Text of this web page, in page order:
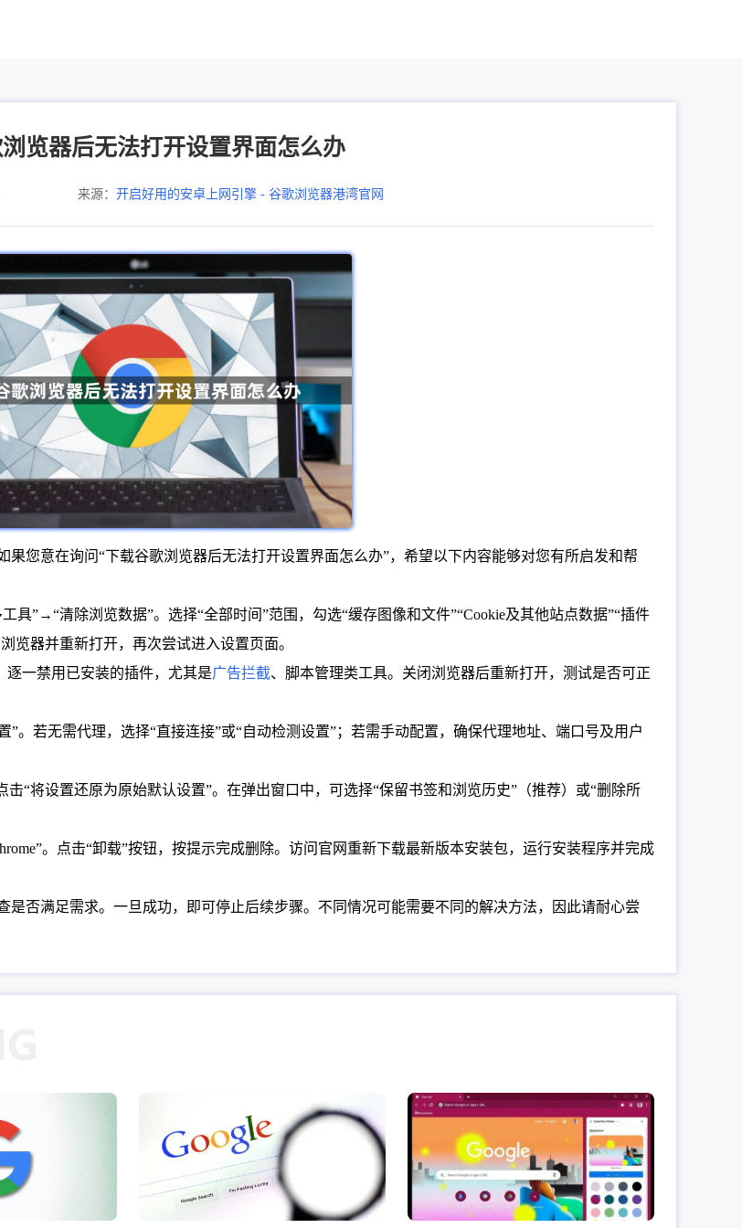
浏览器后无法打开设置界面怎么办
来源： 开启好用的安卓上网引擎 - 谷歌浏览器港湾官网
您意在询问“下载谷歌浏览器后无法打开设置界面怎么办”，希望以下内容能够对您有所启发和帮
”→“清除浏览数据”。选择“全部时间”范围，勾选“缓存图像和文件”“Cookie及其他站点数据”“插件
览器并重新打开，再次尝试进入设置页面。
一禁用已安装的插件，尤其是广告拦截、脚本管理类工具。关闭浏览器后重新打开，测试是否可正
若无需代理，选择“直接连接”或“自动检测设置”；若需手动配置，确保代理地址、端口号及用户
“将设置还原为原始默认设置”。在弹出窗口中，可选择“保留书签和浏览历史”（推荐）或“删除所
。点击“卸载”按钮，按提示完成删除。访问官网重新下载最新版本安装包，运行安装程序并完成
否满足需求。一旦成功，即可停止后续步骤。不同情况可能需要不同的解决方法，因此请耐心尝